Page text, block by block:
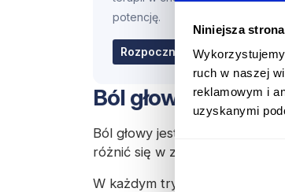
Niniejsza
ruch w naszej
reklamowym i
uzyskanymi
potencję.
Rozpocznij konsultację
Ból głowy w
Ból głowy jest powszechnym
różnić się w zależności od
W każdym trymestrze ciąży